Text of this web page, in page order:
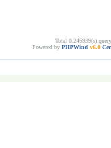
Total 0.245939(s)
Powered by PHPWind v6.0